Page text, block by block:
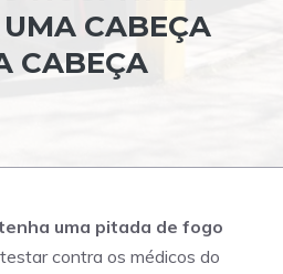
CABEÇA
CABEÇA
uma pitada de fogo
contra os médicos do